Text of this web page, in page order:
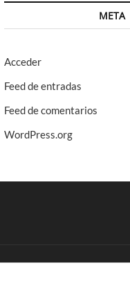
META
Acceder
Feed de entradas
Feed de comentarios
WordPress.org